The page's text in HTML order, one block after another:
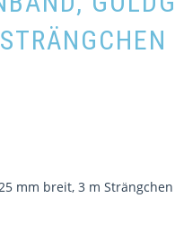
mm breit, 3 m Strängchen